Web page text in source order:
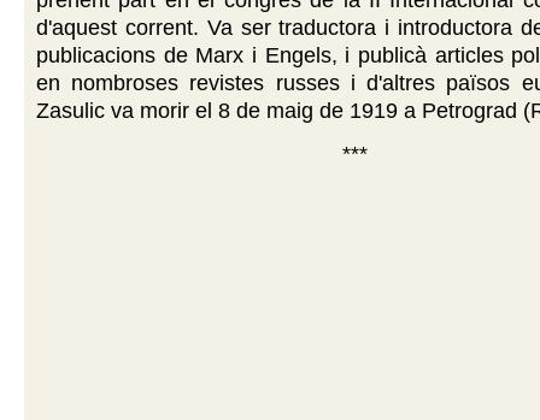
d'aquest corrent. Va ser traductora i introductora
publicacions de Marx i Engels, i publicà articles
en nombroses revistes russes i d'altres països
Zasulic va morir el 8 de maig de 1919 a Petrograd
***